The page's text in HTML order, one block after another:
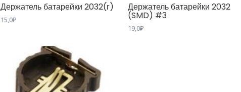
Держатель батарейки 2032(г)
15,0₽
Держатель батарейки 2032
(SMD) #3
19,0₽